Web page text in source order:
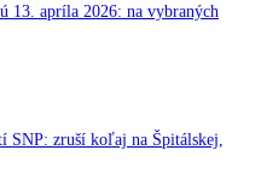
13. apríla 2026: na vybraných
SNP: zruší koľaj na Špitálskej,